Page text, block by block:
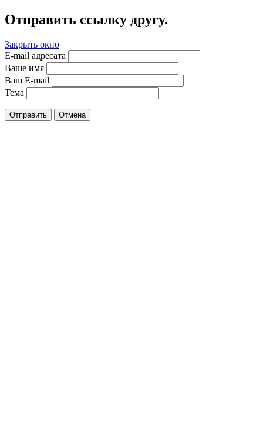
Отправить ссылку другу.
Закрыть окно
E-mail адресата
Ваше имя
Ваш E-mail
Тема
Отправить Отмена